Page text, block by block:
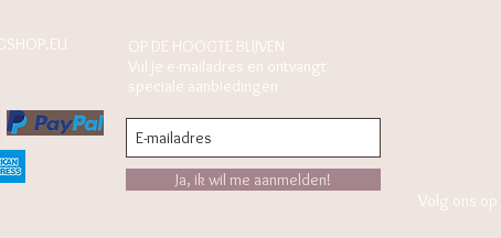
Volg ons op
OP DE HOOGTE BLIJVEN
Vul je e-mailadres en ontvangt
speciale aanbiedingen
Ja, ik wil me aanmelden!